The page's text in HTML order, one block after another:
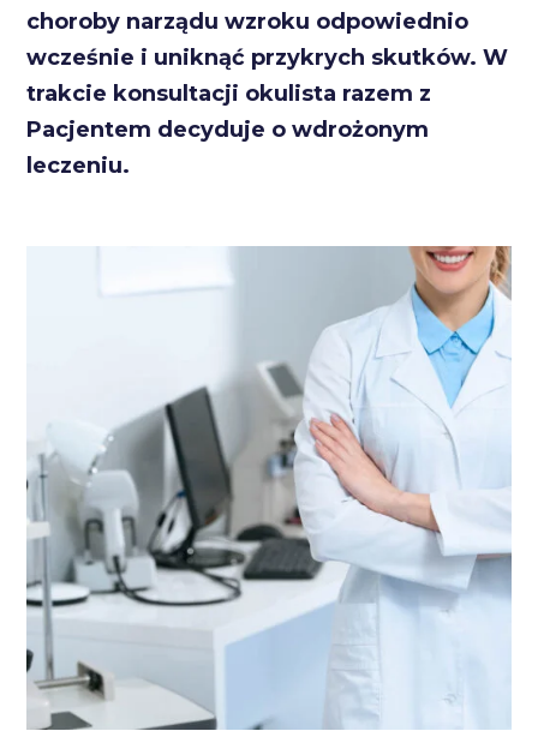
choroby narządu wzroku odpowiednio
wcześnie i uniknąć przykrych skutków. W
trakcie konsultacji okulista razem z
Pacjentem decyduje o wdrożonym
leczeniu.